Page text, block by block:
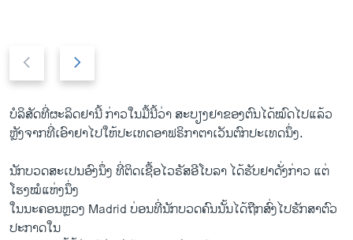
e
v
i
u
s
s
l
x
t
s
i
d
e
ບໍລິສັດ​ທີ່​ຜະລິດ​ຢາ​ນີ້ ກ່າວ​ໃນ​ມື້ນີ້​ວ່າ ສະບຽງ​ຢາ​ຂອງ​ຕົນ​ໄດ້​ໝົດ​ໄປ​ແລ້ວ
ຫຼັງຈາກ​ທີ່ເອົາ​ຢາ​ໄປໃຫ້ປະ​ເທດ​ອາ​ຟຣິກາ​ຕາ​ເວັນ​ຕົກ​ປະ​ເທດ​ນຶ່ງ​.
ນັກບວດ​ສະ​ເປ​ນອົງ​ນຶ່ງ ​ທີ່​ຕິດ​ເຊື້ອ​ໄວຣັສອີ​ໂບລາ ​ໄດ້​ຮັບ​ຢາ​ດັ່ງກ່າວ ​ແຕ່​
ໂຮງໝໍແຫ່ງ​ນຶ່ງ
ໃນ​ນະຄອນຫຼວງ Madrid ບ່ອນ​ທີ່​ນັກບວດ​ຄົນ​ນັ້ນ​ໄດ້​ຖືກ​ສົ່ງ​ໄປ​ຮັກສາ​ຕົວ
ປະກາດໃນ